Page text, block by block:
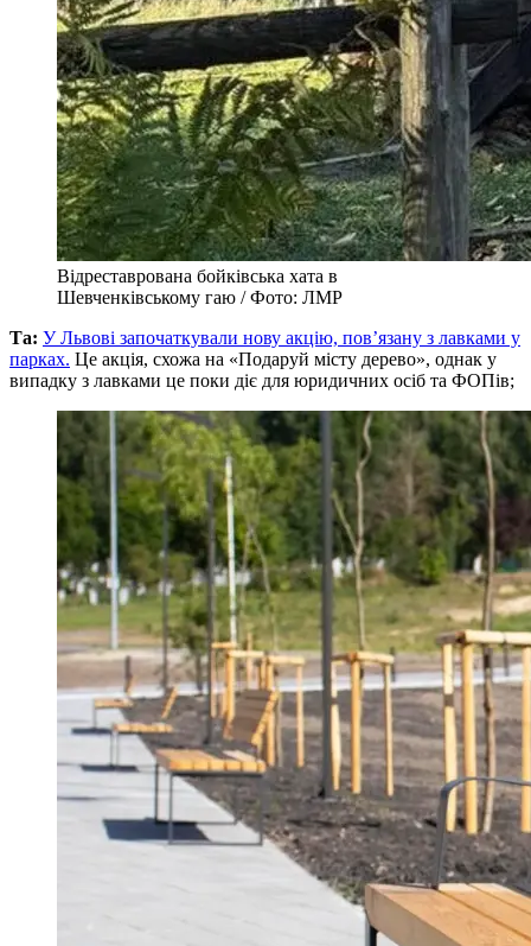
Відреставрована бойківська хата в
Шевченківському гаю / Фото: ЛМР
Та: У Львові започаткували нову акцію, пов’язану з лавками у
парках. Це акція, схожа на «Подаруй місту дерево», однак у
випадку з лавками це поки діє для юридичних осіб та ФОПів;